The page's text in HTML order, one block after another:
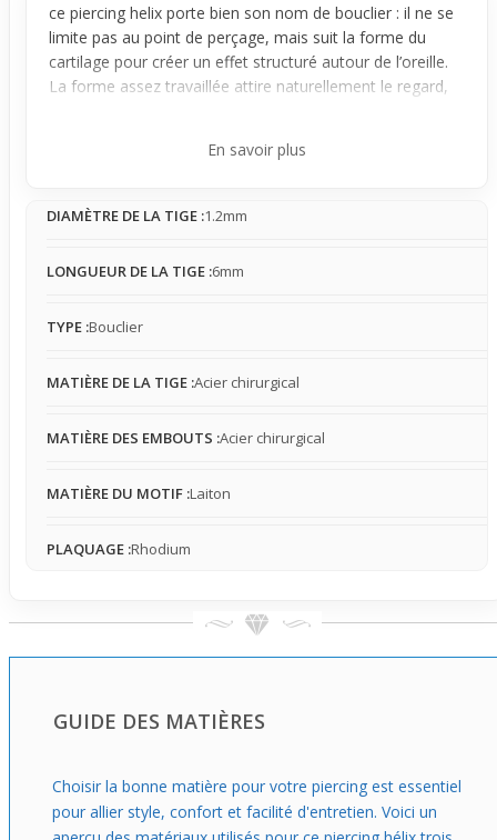
ce piercing helix porte bien son nom de bouclier : il ne se
limite pas au point de perçage, mais suit la forme du
cartilage pour créer un effet structuré autour de l’oreille.
La forme assez travaillée attire naturellement le regard,
stable qui limite les mouvements. Sa taille moyenne le
une présence qui peut rapidement se faire oublier une
de piercing helix à décor plus marqué.
Idéal pour porter de manière occasionnelle, il complète
parfaitement une oreille déjà ornée en apportant une
simple pour sortir du piercing helix classique en ajoutant
cartilage, parfait pour ceux qui cherchent un style travaillé
coloris.
En savoir plus
DIAMÈTRE DE LA TIGE :1.2mm
LONGUEUR DE LA TIGE :6mm
TYPE :Bouclier
MATIÈRE DE LA TIGE :Acier chirurgical
MATIÈRE DES EMBOUTS :Acier chirurgical
MATIÈRE DU MOTIF :Laiton
PLAQUAGE :Rhodium
GUIDE DES MATIÈRES
Choisir la bonne matière pour votre piercing est essentiel
pour allier style, confort et facilité d'entretien. Voici un